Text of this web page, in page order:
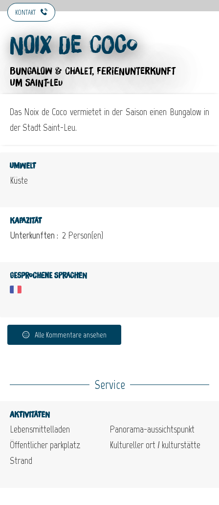
KONTAKT
Noix de Coco
BUNGALOW & CHALET, FERIENUNTERKUNFT
UM SAINT-LEU
Das Noix de Coco vermietet in der Saison einen Bungalow in
der Stadt Saint-Leu.
Umwelt
Küste
Kapazität
Unterkunften : 2 Person(en)
Gesprochene Sprachen
Alle Kommentare ansehen
Service
Aktivitäten
Lebensmittelladen
Öffentlicher parkplatz
Strand
Panorama-aussichtspunkt
Kultureller ort / kulturstätte